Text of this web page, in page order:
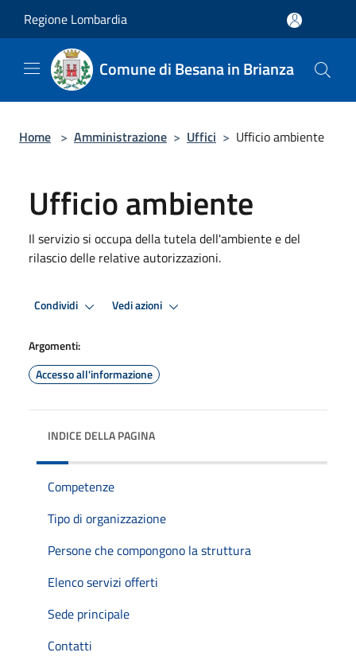
Regione Lombardia
Comune di Besana in Brianza
Home > Amministrazione > Uffici > Ufficio ambiente
Ufficio ambiente
Il servizio si occupa della tutela dell'ambiente e del
rilascio delle relative autorizzazioni.
Condividi Vedi azioni
Argomenti:
Accesso all'informazione
INDICE DELLA PAGINA
Competenze
Tipo di organizzazione
Persone che compongono la struttura
Elenco servizi offerti
Sede principale
Contatti